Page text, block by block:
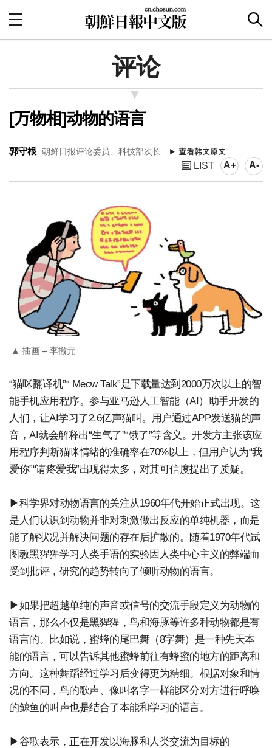
评论
[万物相]动物的语言
郭守根 朝鲜日报评论委员、科技部次长
LIST A+ A-
▲ 插画 = 李撤元
“猫咪翻译机”“ Meow Talk”是下载量达到2000万次以上的智
能手机应用程序。参与亚马逊人工智能（AI）助手开发的
人们，让AI学习了2.6亿声猫叫。用户通过APP发送猫的声
音，AI就会解释出“生气了”“饿了”等含义。开发方主张该应
用程序判断猫咪情绪的准确率在70%以上，但用户认为“我
爱你”“请疼爱我”出现得太多，对其可信度提出了质疑。
▶科学界对动物语言的关注从1960年代开始正式出现。这
是人们认识到动物并非对刺激做出反应的单纯机器，而是
能了解状况并解决问题的存在后扩散的。随着1970年代试
图教黑猩猩学习人类手语的实验因人类中心主义的弊端而
受到批评，研究的趋势转向了倾听动物的语言。
▶如果把超越单纯的声音或信号的交流手段定义为动物的
语言，那么不仅是黑猩猩，鸟和海豚等许多种动物都是有
语言的。比如说，蜜蜂的尾巴舞（8字舞）是一种先天本
能的语言，可以告诉其他蜜蜂前往有蜂蜜的地方的距离和
方向。这种舞蹈经过学习后变得更为精细。根据对象和情
况的不同，鸟的歌声、像叫名字一样能区分对方进行呼唤
的鲸鱼的叫声也是结合了本能和学习的语言。
▶谷歌表示，正在开发以海豚和人类交流为目标的